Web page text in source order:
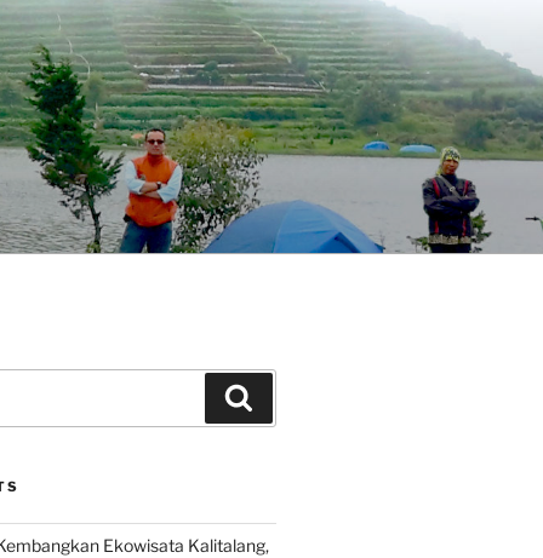
Ekowisata Kalitalang,